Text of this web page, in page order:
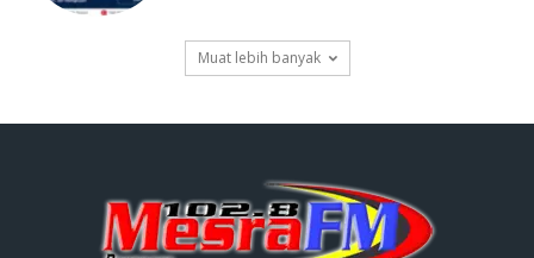
Muat lebih banyak